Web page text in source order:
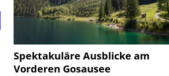
Spektakuläre Ausblicke am
Vorderen Gosausee